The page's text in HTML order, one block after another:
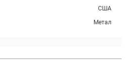
США
Метал